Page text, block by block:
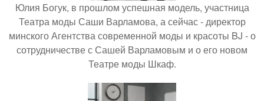
Юлия Богук, в прошлом успешная модель, участница
Театра моды Саши Варламова, а сейчас - директор
минского Агентства современной моды и красоты BJ - о
сотрудничестве с Сашей Варламовым и о его новом
Театре моды Шкаф.